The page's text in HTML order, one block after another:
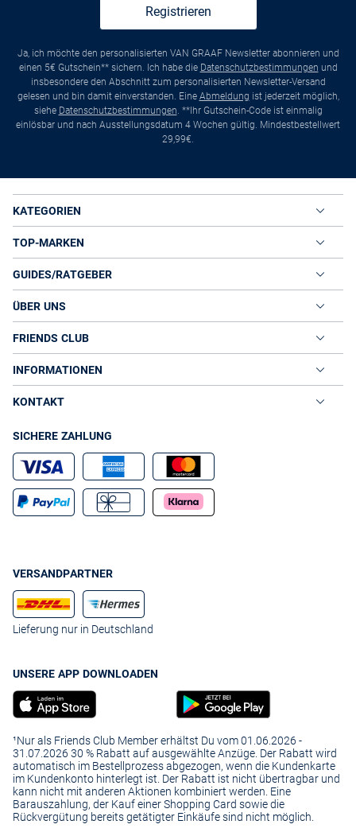
Registrieren
Ja, ich möchte den personalisierten VAN GRAAF Newsletter abonnieren und
einen 5€ Gutschein** sichern. Ich habe die Datenschutzbestimmungen und
insbesondere den Abschnitt zum personalisierten Newsletter-Versand
gelesen und bin damit einverstanden. Eine Abmeldung ist jederzeit möglich,
siehe Datenschutzbestimmungen. **Ihr Gutschein-Code ist einmalig
einlösbar und nach Ausstellungsdatum 4 Wochen gültig. Mindestbestellwert
29,99€.
KATEGORIEN
TOP-MARKEN
GUIDES/RATGEBER
ÜBER UNS
FRIENDS CLUB
INFORMATIONEN
KONTAKT
SICHERE ZAHLUNG
VERSANDPARTNER
Lieferung nur in Deutschland
UNSERE APP DOWNLOADEN
¹Nur als Friends Club Member erhältst Du vom 01.06.2026 -
31.07.2026 30 % Rabatt auf ausgewählte Anzüge. Der Rabatt wird
automatisch im Bestellprozess abgezogen, wenn die Kundenkarte
im Kundenkonto hinterlegt ist. Der Rabatt ist nicht übertragbar und
kann nicht mit anderen Aktionen kombiniert werden. Eine
Barauszahlung, der Kauf einer Shopping Card sowie die
Rückvergütung bereits getätigter Einkäufe sind nicht möglich.